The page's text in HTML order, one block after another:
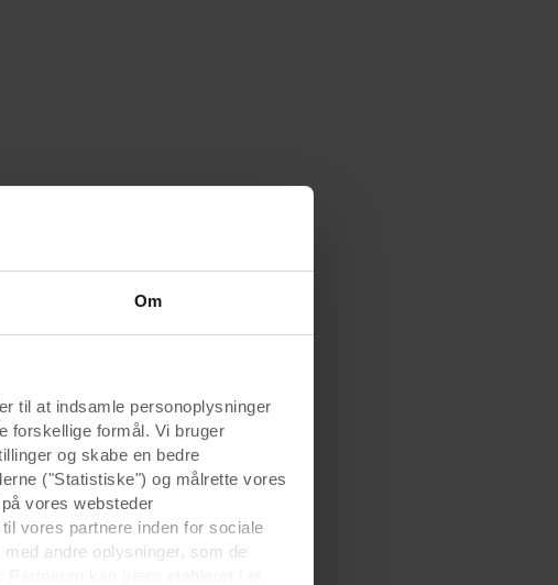
Om
til at indsamle personoplysninger
forskellige formål. Vi bruger
og skabe en bedre
("Statistiske") og målrette vores
vores websteder
vores partnere inden for sociale
andre oplysninger, som de